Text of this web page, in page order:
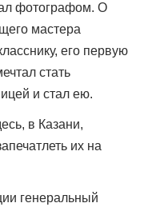
фотографом. О
мастера
его первую
стать
и стал ею.
в Казани,
их на
генеральный